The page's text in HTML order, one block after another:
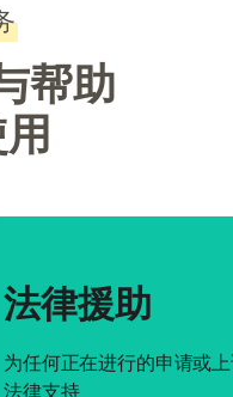
帮助
法律援助
为任何正在进行的申请或
法律支持